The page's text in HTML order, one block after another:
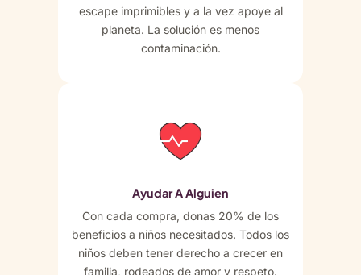
escape imprimibles y a la vez apoye al
planeta. La solución es menos
contaminación.
Ayudar A Alguien
Con cada compra, donas 20% de los
beneficios a niños necesitados. Todos los
niños deben tener derecho a crecer en
familia, rodeados de amor y respeto.